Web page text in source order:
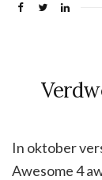
In oktober
Awesome 4